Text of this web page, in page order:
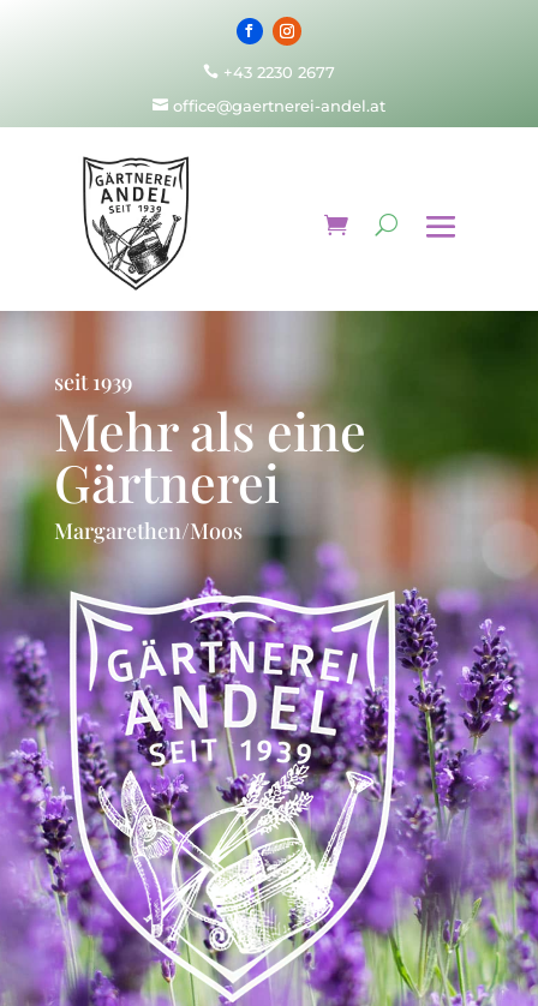
 +43 2230 2677
office@gaertnerei-andel.at
seit 1939
Mehr als eine
Gärtnerei
Margarethen/Moos